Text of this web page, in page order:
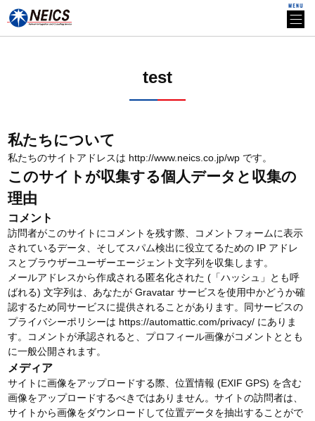
test
私たちについて
私たちのサイトアドレスは http://www.neics.co.jp/wp です。
このサイトが収集する個人データと収集の
理由
コメント
訪問者がこのサイトにコメントを残す際、コメントフォームに表示
されているデータ、そしてスパム検出に役立てるための IP アドレ
スとブラウザーユーザーエージェント文字列を収集します。
メールアドレスから作成される匿名化された (「ハッシュ」とも呼
ばれる) 文字列は、あなたが Gravatar サービスを使用中かどうか確
認するため同サービスに提供されることがあります。同サービスの
プライバシーポリシーは https://automattic.com/privacy/ にありま
す。コメントが承認されると、プロフィール画像がコメントととも
に一般公開されます。
メディア
サイトに画像をアップロードする際、位置情報 (EXIF GPS) を含む
画像をアップロードするべきではありません。サイトの訪問者は、
サイトから画像をダウンロードして位置データを抽出することがで